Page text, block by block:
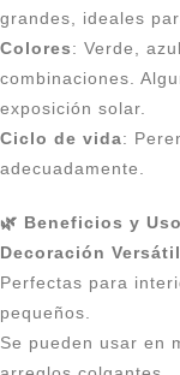
grandes, ideales
Colores: Verde,
combinaciones.
exposición solar.
Ciclo de vida:
adecuadamente.
🌿 Beneficios y
Decoración Versátil
Perfectas para
pequeños.
Se pueden usar en